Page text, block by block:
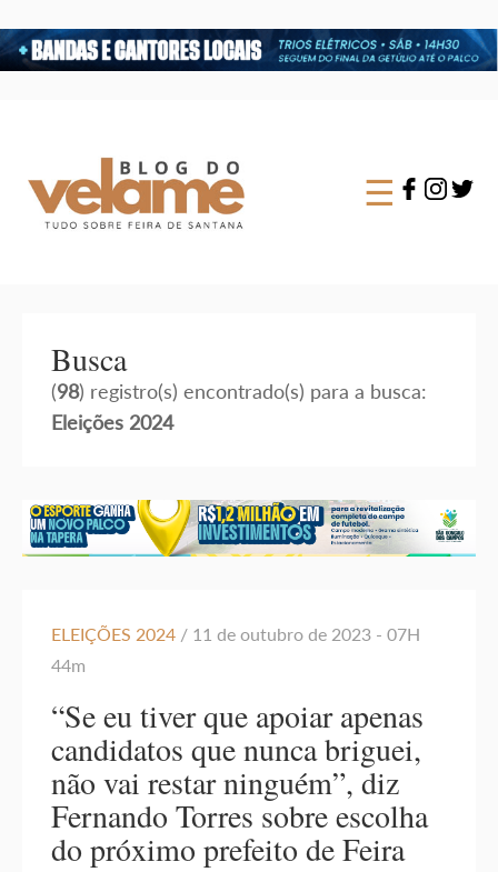
×
☰
Busca
(98) registro(s) encontrado(s) para a busca:
Eleições 2024
ELEIÇÕES 2024 / 11 de outubro de 2023 - 07H
44m
“Se eu tiver que apoiar apenas
candidatos que nunca briguei,
não vai restar ninguém”, diz
Fernando Torres sobre escolha
do próximo prefeito de Feira